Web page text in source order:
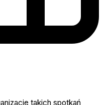
takich spotkań